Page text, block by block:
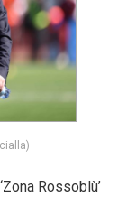
Rossoblù’